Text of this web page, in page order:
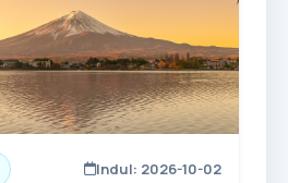
Indul: 2026-10-02